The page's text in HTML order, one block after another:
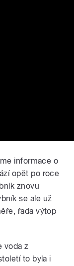
informace o
opět po roce
znovu
se ale už
řada výtop
voda z
to byla i